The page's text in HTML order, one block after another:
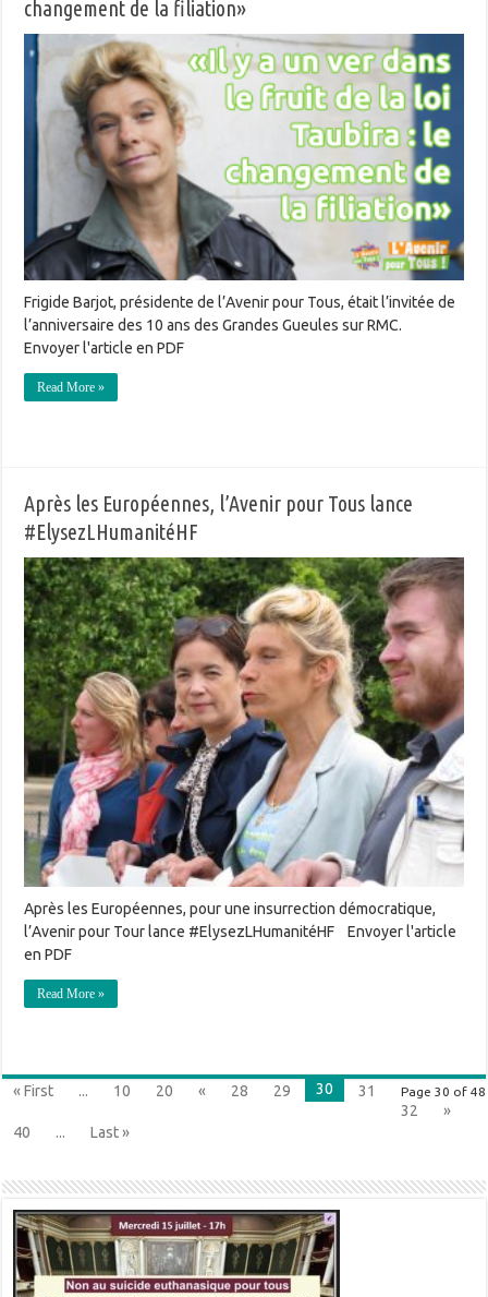
changement de la filiation»
Frigide Barjot, présidente de l’Avenir pour Tous, était l’invitée de
l’anniversaire des 10 ans des Grandes Gueules sur RMC.
Envoyer l'article en PDF
Read More »
Après les Européennes, l’Avenir pour Tous lance
#ElysezLHumanitéHF
Après les Européennes, pour une insurrection démocratique,
l’Avenir pour Tour lance #ElysezLHumanitéHF Envoyer l'article
en PDF
Read More »
Page 30 of 48
« First ... 10 20 « 28 29 30
31
32
»
40
... Last »